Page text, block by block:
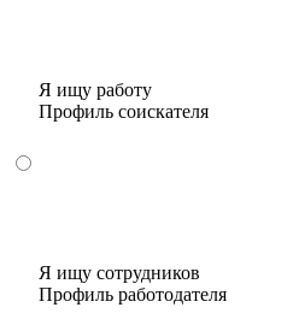
Я ищу работу
Профиль соискателя
Я ищу сотрудников
Профиль работодателя